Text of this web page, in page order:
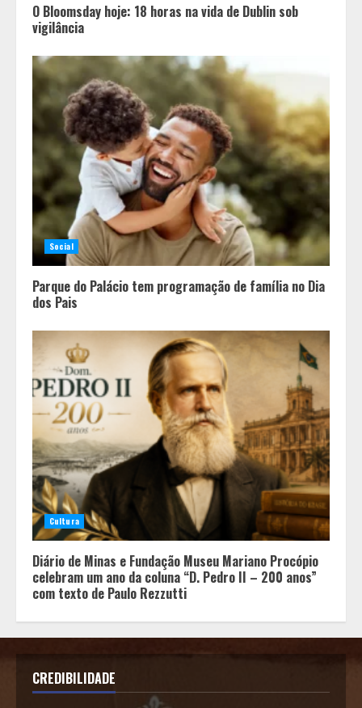
O Bloomsday hoje: 18 horas na vida de Dublin sob
vigilância
Social
Parque do Palácio tem programação de família no Dia
dos Pais
Cultura
Diário de Minas e Fundação Museu Mariano Procópio
celebram um ano da coluna “D. Pedro II – 200 anos”
com texto de Paulo Rezzutti
CREDIBILIDADE